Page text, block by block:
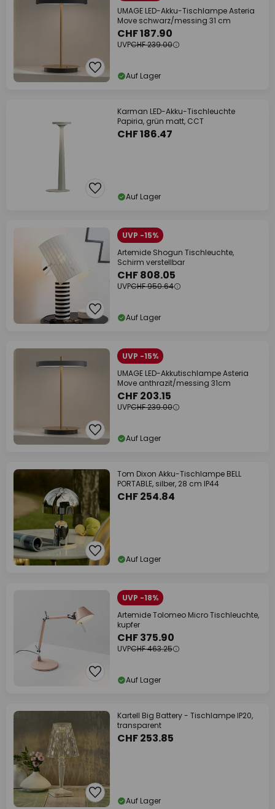
UMAGE LED-Akku-Tischlampe Asteria
Move schwarz/messing 31 cm
CHF 187.90
UVPCHF 239.00
Auf Lager
Karman LED-Akku-Tischleuchte
Papiria, grün matt, CCT
CHF 186.47
Auf Lager
UVP -15%
Artemide Shogun Tischleuchte,
Schirm verstellbar
CHF 808.05
UVPCHF 950.64
Auf Lager
UVP -15%
UMAGE LED-Akkutischlampe Asteria
Move anthrazit/messing 31cm
CHF 203.15
UVPCHF 239.00
Auf Lager
Tom Dixon Akku-Tischlampe BELL
PORTABLE, silber, 28 cm IP44
CHF 254.84
Auf Lager
UVP -18%
Artemide Tolomeo Micro Tischleuchte,
kupfer
CHF 375.90
UVPCHF 463.25
Auf Lager
Kartell Big Battery - Tischlampe IP20,
transparent
CHF 253.85
Auf Lager